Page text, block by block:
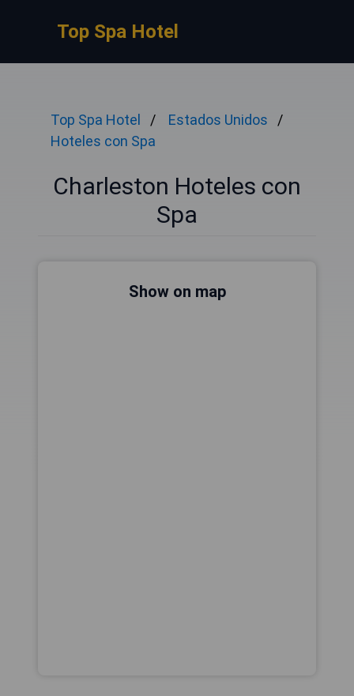
Top Spa Hotel
Top Spa Hotel
Estados Unidos
Hoteles con Spa
Charleston Hoteles con
Spa
Show on map